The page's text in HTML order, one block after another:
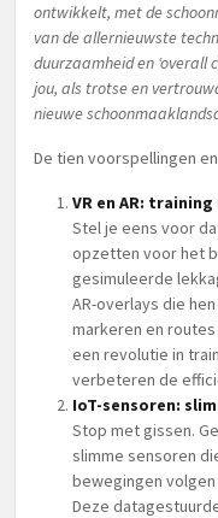
ontwikkelt, met de
van de allernieuwste
duurzaamheid en ‘overall
jou, als trotse en
nieuwe
De tien voorspellingen
VR en AR:
Stel je eens voor
opzetten voor het
gesimuleerde
AR-overlays die
markeren en
een revolutie in
verbeteren de
IoT-sensoren:
Stop met gissen.
slimme sensoren
bewegingen
Deze